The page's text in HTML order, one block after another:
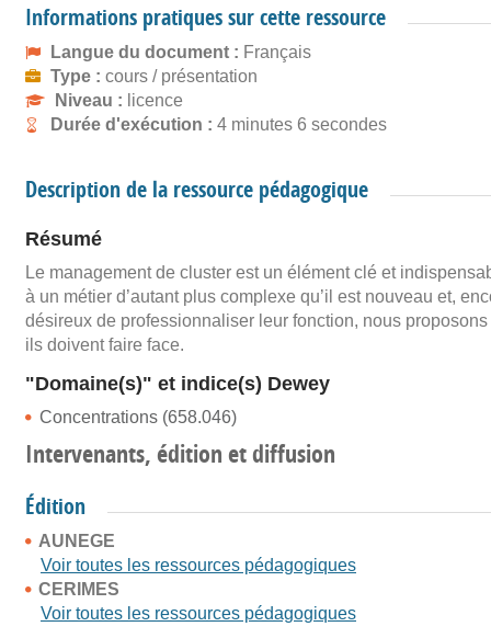
Informations pratiques sur cette ressource
Langue du document : Français
Type : cours / présentation
Niveau : licence
Durée d'exécution : 4 minutes 6 secondes
Description de la ressource pédagogique
Résumé
Le management de cluster est un élément clé et
à un métier d’autant plus complexe qu’il est nouveau et,
désireux de professionnaliser leur fonction, nous
ils doivent faire face.
"Domaine(s)" et indice(s) Dewey
Concentrations (658.046)
Intervenants, édition et diffusion
Édition
AUNEGE
Voir toutes les ressources pédagogiques
CERIMES
Voir toutes les ressources pédagogiques